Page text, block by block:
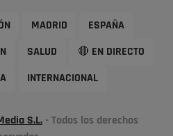
MADRID ESPAÑA
SALUD 🔴 EN DIRECTO
INTERNACIONAL
S.L. - Todos los derechos